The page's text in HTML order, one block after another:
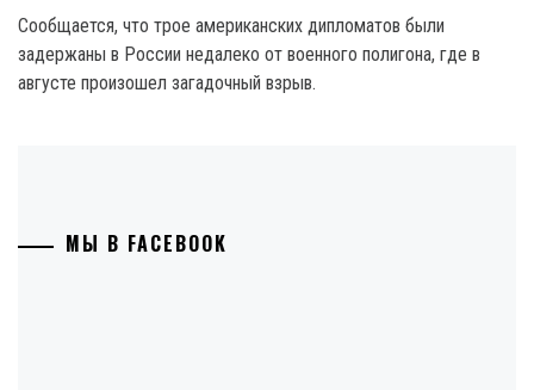
Сообщается, что трое американских дипломатов были
задержаны в России недалеко от военного полигона, где в
августе произошел загадочный взрыв.
МЫ В FACEBOOK